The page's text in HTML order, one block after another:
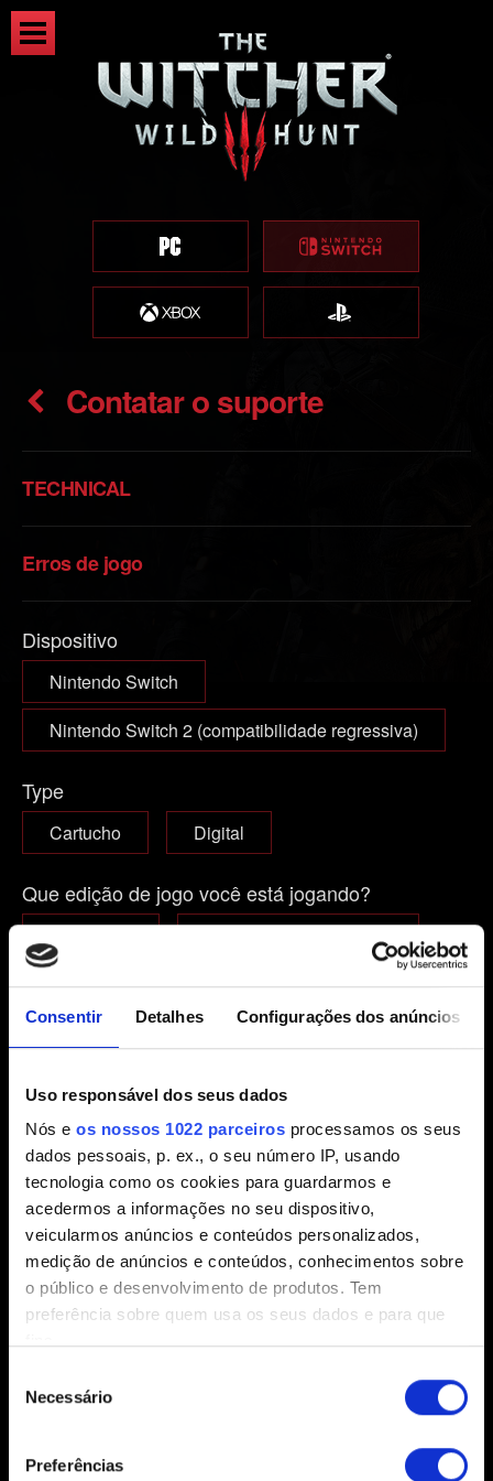
Consentir Detalhes Configurações dos anúncios
Uso responsável dos seus dados
Nós e os nossos 1022 parceiros processamos os seus
dados pessoais, p. ex., o seu número IP, usando
tecnologia como os cookies para guardarmos e
acedermos a informações no seu dispositivo,
veicularmos anúncios e conteúdos personalizados,
medição de anúncios e conteúdos, conhecimentos sobre
o público e desenvolvimento de produtos. Tem
preferência sobre quem usa os seus dados e para que
Se permitir, gostaríamos também de:
geográfica as quais podem ter uma precisão de
vários metros
Necessário
Preferências
Contatar o suporte
TECHNICAL
Erros de jogo
Dispositivo
Nintendo Switch
Nintendo Switch 2 (compatibilidade regressiva)
Type
Cartucho Digital
Que edição de jogo você está jogando?
Jogo-base + expansões
Complete Edition
E-mail (cuidado com erros de digitação!)
Breve descrição do problema
0/20
Adicionar arquivo
Você pode anexar um arquivo para o seu relatório, ex: uma
foto do erro no caso de problemas gráficos. Limite: 12 MB
Pesquisar